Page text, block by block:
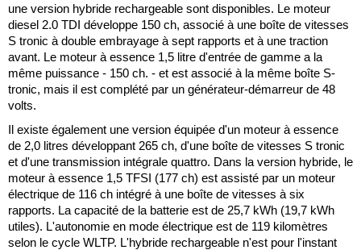
une version hybride rechargeable sont disponibles. Le moteur
diesel 2.0 TDI développe 150 ch, associé à une boîte de vitesses
S tronic à double embrayage à sept rapports et à une traction
avant. Le moteur à essence 1,5 litre d'entrée de gamme a la
même puissance - 150 ch. - et est associé à la même boîte S-
tronic, mais il est complété par un générateur-démarreur de 48
volts.
Il existe également une version équipée d'un moteur à essence
de 2,0 litres développant 265 ch, d'une boîte de vitesses S tronic
et d'une transmission intégrale quattro. Dans la version hybride, le
moteur à essence 1,5 TFSI (177 ch) est assisté par un moteur
électrique de 116 ch intégré à une boîte de vitesses à six
rapports. La capacité de la batterie est de 25,7 kWh (19,7 kWh
utiles). L'autonomie en mode électrique est de 119 kilomètres
selon le cycle WLTP. L'hybride rechargeable n'est pour l'instant